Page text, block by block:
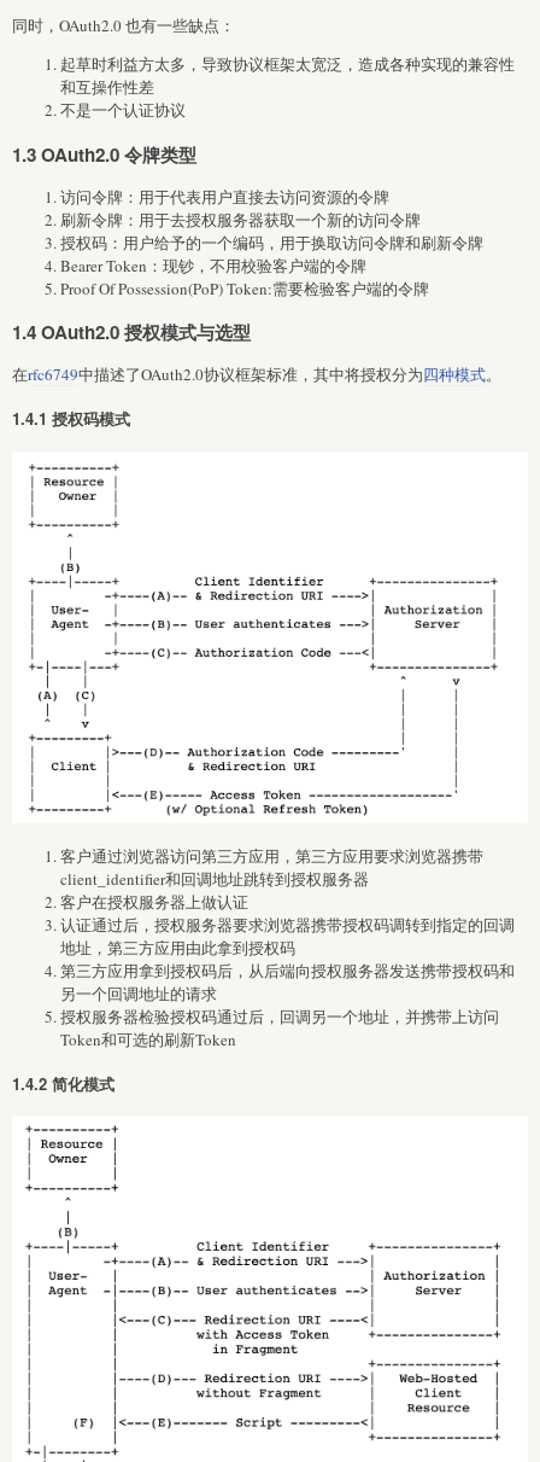
同时，OAuth2.0 也有一些缺点：
起草时利益方太多，导致协议框架太宽泛，造成各种实现的兼容性
和互操作性差
不是一个认证协议
1.3 OAuth2.0 令牌类型
访问令牌：用于代表用户直接去访问资源的令牌
刷新令牌：用于去授权服务器获取一个新的访问令牌
授权码：用户给予的一个编码，用于换取访问令牌和刷新令牌
Bearer Token：现钞，不用校验客户端的令牌
Proof Of Possession(PoP) Token:需要检验客户端的令牌
1.4 OAuth2.0 授权模式与选型
在rfc6749中描述了OAuth2.0协议框架标准，其中将授权分为四种模式。
1.4.1 授权码模式
客户通过浏览器访问第三方应用，第三方应用要求浏览器携带
client_identifier和回调地址跳转到授权服务器
客户在授权服务器上做认证
认证通过后，授权服务器要求浏览器携带授权码调转到指定的回调
地址，第三方应用由此拿到授权码
第三方应用拿到授权码后，从后端向授权服务器发送携带授权码和
另一个回调地址的请求
授权服务器检验授权码通过后，回调另一个地址，并携带上访问
Token和可选的刷新Token
1.4.2 简化模式